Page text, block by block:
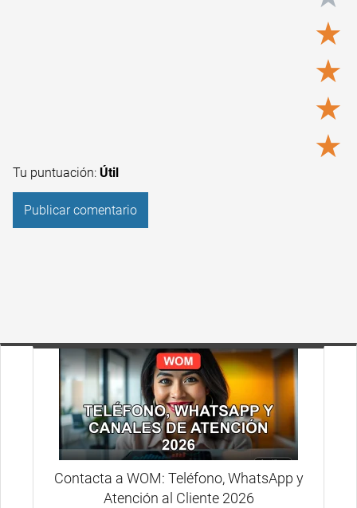
★
★
★
★
Tu puntuación: Útil
Contacta a WOM: Teléfono, WhatsApp y
Atención al Cliente 2026